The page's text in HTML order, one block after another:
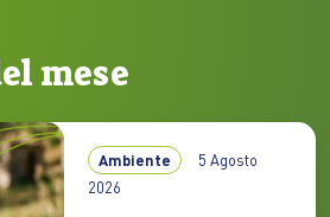
mese
Ambiente
5 Agosto
2026